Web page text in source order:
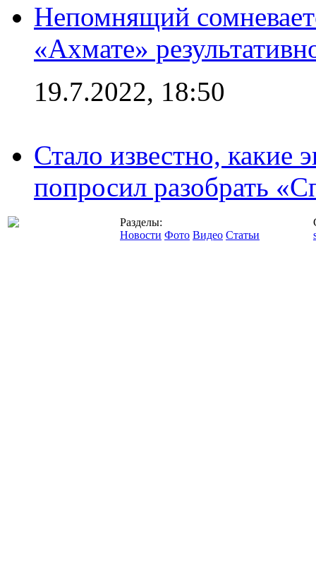
Непомнящий
«Ахмате»
19.7.2022, 18:50
Стало известно, какие
попросил разобрать
Разделы:
Новости Фото Видео Статьи